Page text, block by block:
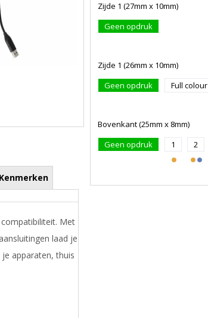
Zijde 1 (27mm x 10mm)
Geen opdruk
Zijde 1 (26mm x 10mm)
Geen opdruk
Full colour
Bovenkant (25mm x 8mm)
Geen opdruk
1 2
Kenmerken
Met
laad je
apparaten, thuis